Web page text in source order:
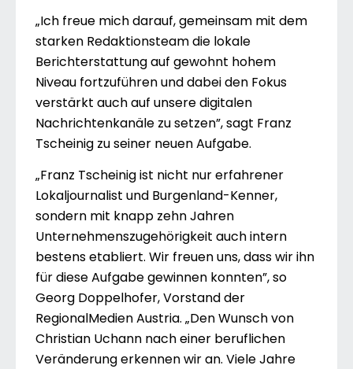
„Ich freue mich darauf, gemeinsam mit dem
starken Redaktionsteam die lokale
Berichterstattung auf gewohnt hohem
Niveau fortzuführen und dabei den Fokus
verstärkt auch auf unsere digitalen
Nachrichtenkanäle zu setzen”, sagt Franz
Tscheinig zu seiner neuen Aufgabe.
„Franz Tscheinig ist nicht nur erfahrener
Lokaljournalist und Burgenland-Kenner,
sondern mit knapp zehn Jahren
Unternehmenszugehörigkeit auch intern
bestens etabliert. Wir freuen uns, dass wir ihn
für diese Aufgabe gewinnen konnten”, so
Georg Doppelhofer, Vorstand der
RegionalMedien Austria. „Den Wunsch von
Christian Uchann nach einer beruflichen
Veränderung erkennen wir an. Viele Jahre